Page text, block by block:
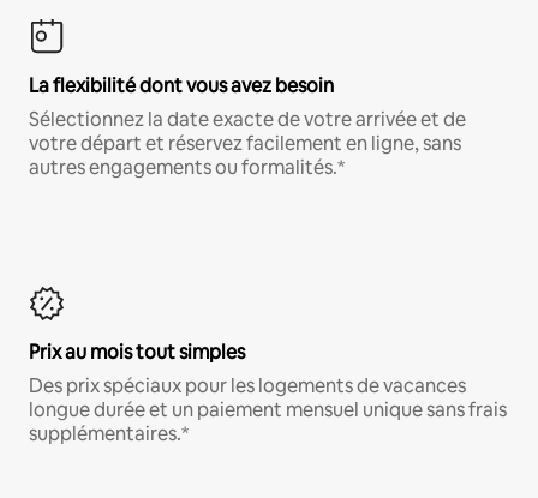
La flexibilité dont vous avez besoin
Sélectionnez la date exacte de votre arrivée et de
votre départ et réservez facilement en ligne, sans
autres engagements ou formalités.*
Prix au mois tout simples
Des prix spéciaux pour les logements de vacances
longue durée et un paiement mensuel unique sans frais
supplémentaires.*